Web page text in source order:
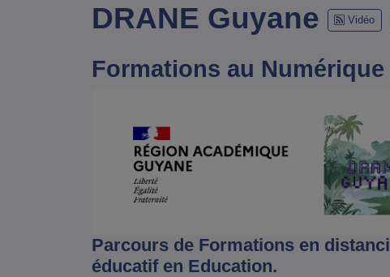
DRANE Guyane Vidéo
Formations au
Parcours de Formations en
éducatif en Education.